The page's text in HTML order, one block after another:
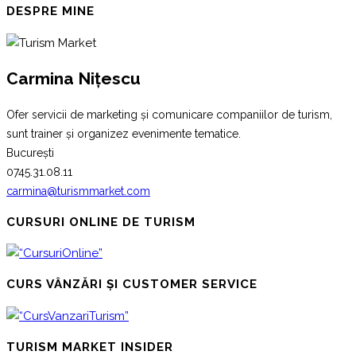
DESPRE MINE
Carmina Nițescu
Ofer servicii de marketing și comunicare companiilor de turism,
sunt trainer și organizez evenimente tematice.
București
0745.31.08.11
carmina@turismmarket.com
CURSURI ONLINE DE TURISM
CURS VÂNZĂRI ȘI CUSTOMER SERVICE
TURISM MARKET INSIDER